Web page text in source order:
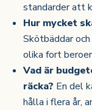
standarder att
Hur mycket
Skötbäddar
olika fort
Vad är
räcka? En del
hålla i flera år,